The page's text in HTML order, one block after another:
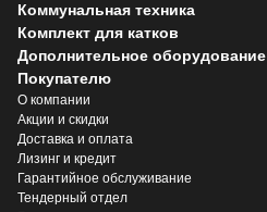
Коммунальная техника
Комплект для катков
Дополнительное оборудование
Покупателю
О компании
Акции и скидки
Доставка и оплата
Лизинг и кредит
Гарантийное обслуживание
Тендерный отдел